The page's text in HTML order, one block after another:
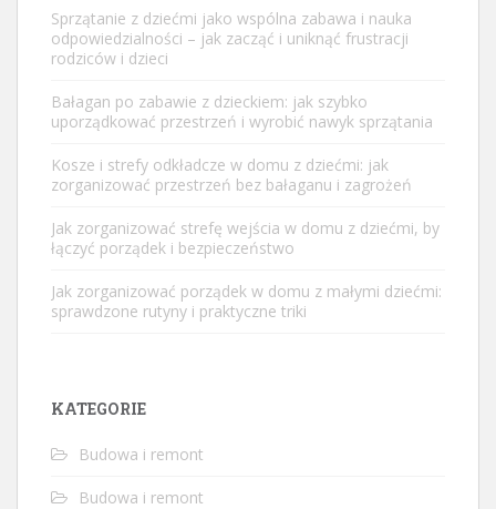
Sprzątanie z dziećmi jako wspólna zabawa i nauka
odpowiedzialności – jak zacząć i uniknąć frustracji
rodziców i dzieci
Bałagan po zabawie z dzieckiem: jak szybko
uporządkować przestrzeń i wyrobić nawyk sprzątania
Kosze i strefy odkładcze w domu z dziećmi: jak
zorganizować przestrzeń bez bałaganu i zagrożeń
Jak zorganizować strefę wejścia w domu z dziećmi, by
łączyć porządek i bezpieczeństwo
Jak zorganizować porządek w domu z małymi dziećmi:
sprawdzone rutyny i praktyczne triki
KATEGORIE
Budowa i remont
Budowa i remont